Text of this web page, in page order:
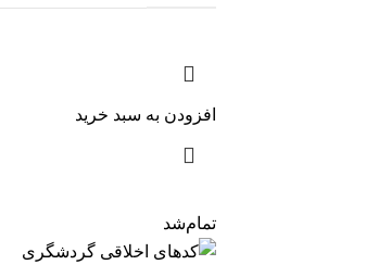
افزودن به سبد خرید
تمام‌شد